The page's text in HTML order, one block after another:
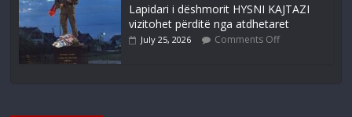
Lapidari i dëshmorit HYSNI KAJTAZI
vizitohet përditë nga atdhetaret
July 25, 2026 Comments Off